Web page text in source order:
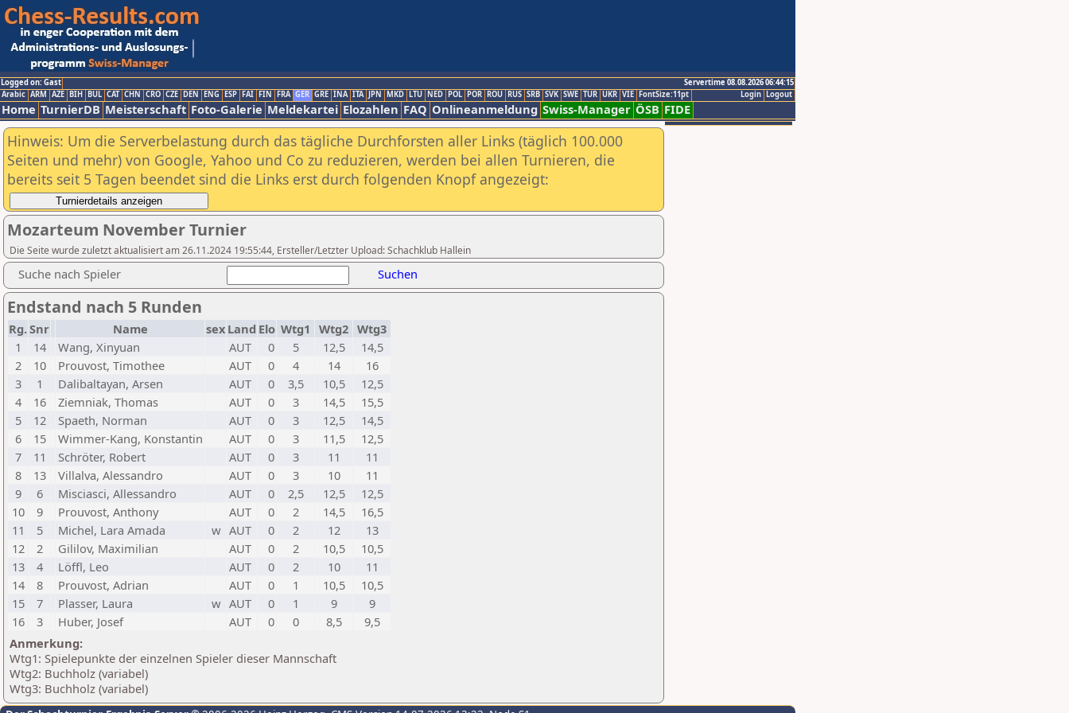
Logged on: Gast
Servertime 08.08.2026 06:44:15
Logout
Login
Arabic ARM AZE BIH BUL CAT CHN CRO CZE DEN ENG ESP FAI FIN FRA GER GRE INA ITA JPN MKD LTU NED POL POR ROU RUS SRB SVK SWE TUR UKR VIE FontSize:11pt
Home TurnierDB Meisterschaft Foto-Galerie Meldekartei Elozahlen FAQ Onlineanmeldung Swiss-Manager ÖSB FIDE
Hinweis: Um die Serverbelastung durch das tägliche Durchforsten aller Links (täglich 100.000
Seiten und mehr) von Google, Yahoo und Co zu reduzieren, werden bei allen Turnieren, die
bereits seit 5 Tagen beendet sind die Links erst durch folgenden Knopf angezeigt:
Mozarteum November Turnier
Die Seite wurde zuletzt aktualisiert am 26.11.2024 19:55:44, Ersteller/Letzter Upload: Schachklub Hallein
Suche nach Spieler Suchen
Endstand nach 5 Runden
Rg.Snr Name sex Land Elo Wtg1 Wtg2 Wtg3
1
14 Wang, Xinyuan AUT 0 5 12,5
14,5
2
10 Prouvost, Timothee AUT 0 4 14
16
3
1 Dalibaltayan, Arsen AUT 0 3,5 10,5
12,5
4
16 Ziemniak, Thomas AUT 0 3 14,5
15,5
5
12 Spaeth, Norman AUT 0 3 12,5
14,5
6
15 Wimmer-Kang, Konstantin AUT 0 3 11,5
12,5
7
11 Schröter, Robert AUT 0 3 11
11
8
13 Villalva, Alessandro AUT 0 3 10
11
9
6 Misciasci, Allessandro AUT 0 2,5 12,5
12,5
10
9 Prouvost, Anthony AUT 0 2 14,5
16,5
11
5 Michel, Lara Amada w AUT 0 2 12
13
12
2 Gililov, Maximilian AUT 0 2 10,5
10,5
13
4 Löffl, Leo AUT 0 2 10
11
14
8 Prouvost, Adrian AUT 0 1 10,5
10,5
15
7 Plasser, Laura w AUT 0 1 9
9
16
3 Huber, Josef AUT 0 0 8,5
9,5
Anmerkung:
Wtg1: Spielepunkte der einzelnen Spieler dieser Mannschaft
Wtg2: Buchholz (variabel)
Wtg3: Buchholz (variabel)